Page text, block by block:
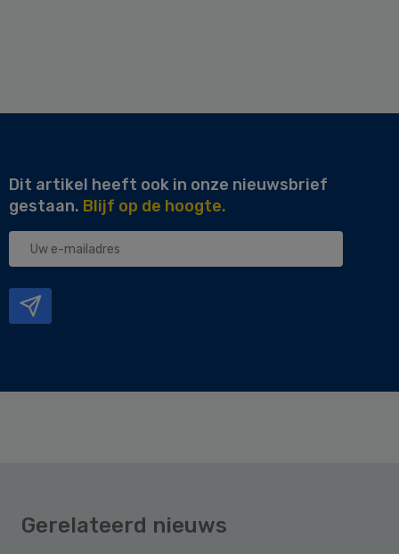
Dit artikel heeft ook in onze nieuwsbrief
gestaan. Blijf op de hoogte.
Uw
Gerelateerd nieuws